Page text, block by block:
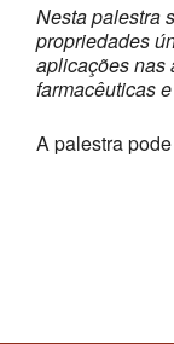
Nesta palestra
propriedades
aplicações nas
farmacêuticas
A palestra